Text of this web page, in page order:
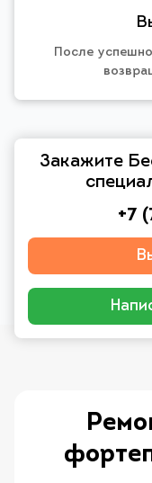
После
Закажите
+7